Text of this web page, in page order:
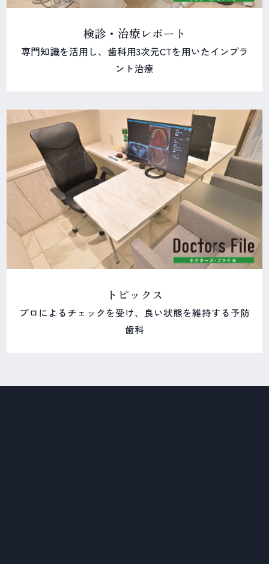
検診・治療レポート
専門知識を活用し、歯科用3次元CTを用いたインプラ
ント治療
トピックス
プロによるチェックを受け、良い状態を維持する予防
歯科